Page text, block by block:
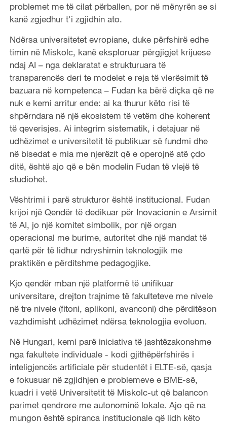
problemet me të cilat përballen, por në mënyrën se si
kanë zgjedhur t'i zgjidhin ato.
Ndërsa universitetet evropiane, duke përfshirë edhe
timin në Miskolc, kanë eksploruar përgjigjet krijuese
ndaj AI – nga deklaratat e strukturuara të
transparencës deri te modelet e reja të vlerësimit të
bazuara në kompetenca – Fudan ka bërë diçka që ne
nuk e kemi arritur ende: ai ka thurur këto risi të
shpërndara në një ekosistem të vetëm dhe koherent
të qeverisjes. Ai integrim sistematik, i detajuar në
udhëzimet e universitetit të publikuar së fundmi dhe
në bisedat e mia me njerëzit që e operojnë atë çdo
ditë, është ajo që e bën modelin Fudan të vlejë të
studiohet.
Vështrimi i parë strukturor është institucional. Fudan
krijoi një Qendër të dedikuar për Inovacionin e Arsimit
të AI, jo një komitet simbolik, por një organ
operacional me burime, autoritet dhe një mandat të
qartë për të lidhur ndryshimin teknologjik me
praktikën e përditshme pedagogjike.
Kjo qendër mban një platformë të unifikuar
universitare, drejton trajnime të fakulteteve me nivele
në tre nivele (fitoni, aplikoni, avanconi) dhe përditëson
vazhdimisht udhëzimet ndërsa teknologjia evoluon.
Në Hungari, kemi parë iniciativa të jashtëzakonshme
nga fakultete individuale - kodi gjithëpërfshirës i
inteligjencës artificiale për studentët i ELTE-së, qasja
e fokusuar në zgjidhjen e problemeve e BME-së,
kuadri i vetë Universitetit të Miskolc-ut që balancon
parimet qendrore me autonominë lokale. Ajo që na
mungon është spiranca institucionale që lidh këto